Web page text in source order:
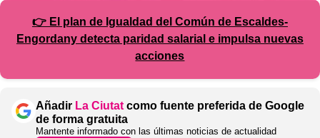
👉 El plan de Igualdad del Común de Escaldes-
Engordany detecta paridad salarial e impulsa nuevas
acciones
Añadir La Ciutat como fuente preferida de Google
de forma gratuita
Mantente informado con las últimas noticias de actualidad